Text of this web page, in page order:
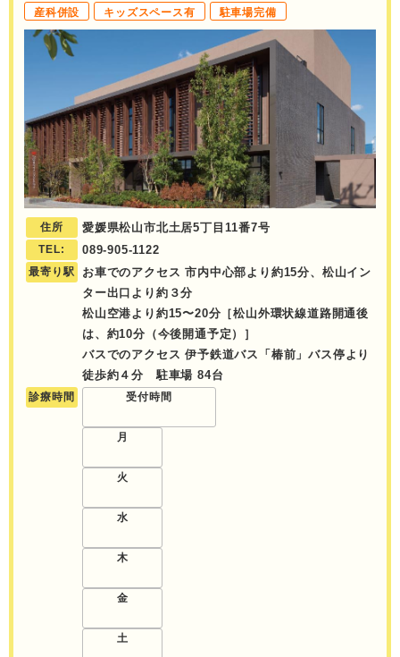
産科併設
キッズスペース有 駐車場完備
住所 愛媛県松山市北土居5丁目11番7号
TEL: 089-905-1122
最寄り駅
お車でのアクセス 市内中心部より約15分、松山イン
ター出口より約３分
松山空港より約15〜20分［松山外環状線道路開通後
は、約10分（今後開通予定）］
バスでのアクセス 伊予鉄道バス「椿前」バス停より
徒歩約４分 駐車場 84台
診療時間 受付時間
月
火
水
木
金
土